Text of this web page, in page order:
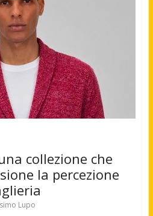
collezione che
la percezione
Lupo